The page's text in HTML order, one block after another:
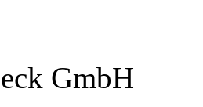
GmbH